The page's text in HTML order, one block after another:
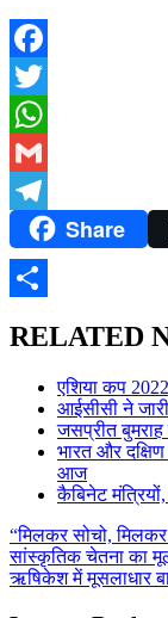
Facebook
Twitter
WhatsApp
Gmail
TelegramShare
RELATED
एशिया कप
आईसीसी ने
जसप्रीत बुमराह
भारत और
आज
कैबिनेट
Post
navigation
“मिलकर सोचो,
सांस्कृतिक चेतना का
ऋषिकेश में मूसलाधार